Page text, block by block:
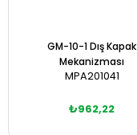
GM-10-1 Dış Kapak
Mekanizması
MPA201041
₺962,22